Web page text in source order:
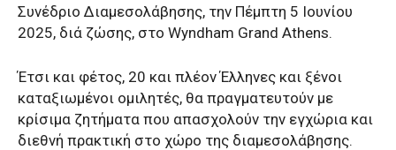
Συνέδριο Διαμεσολάβησης, την Πέμπτη 5 Ιουνίου
2025, διά ζώσης, στο Wyndham Grand Athens.
Έτσι και φέτος, 20 και πλέον Έλληνες και ξένοι
καταξιωμένοι ομιλητές, θα πραγματευτούν με
κρίσιμα ζητήματα που απασχολούν την εγχώρια και
διεθνή πρακτική στο χώρο της διαμεσολάβησης.